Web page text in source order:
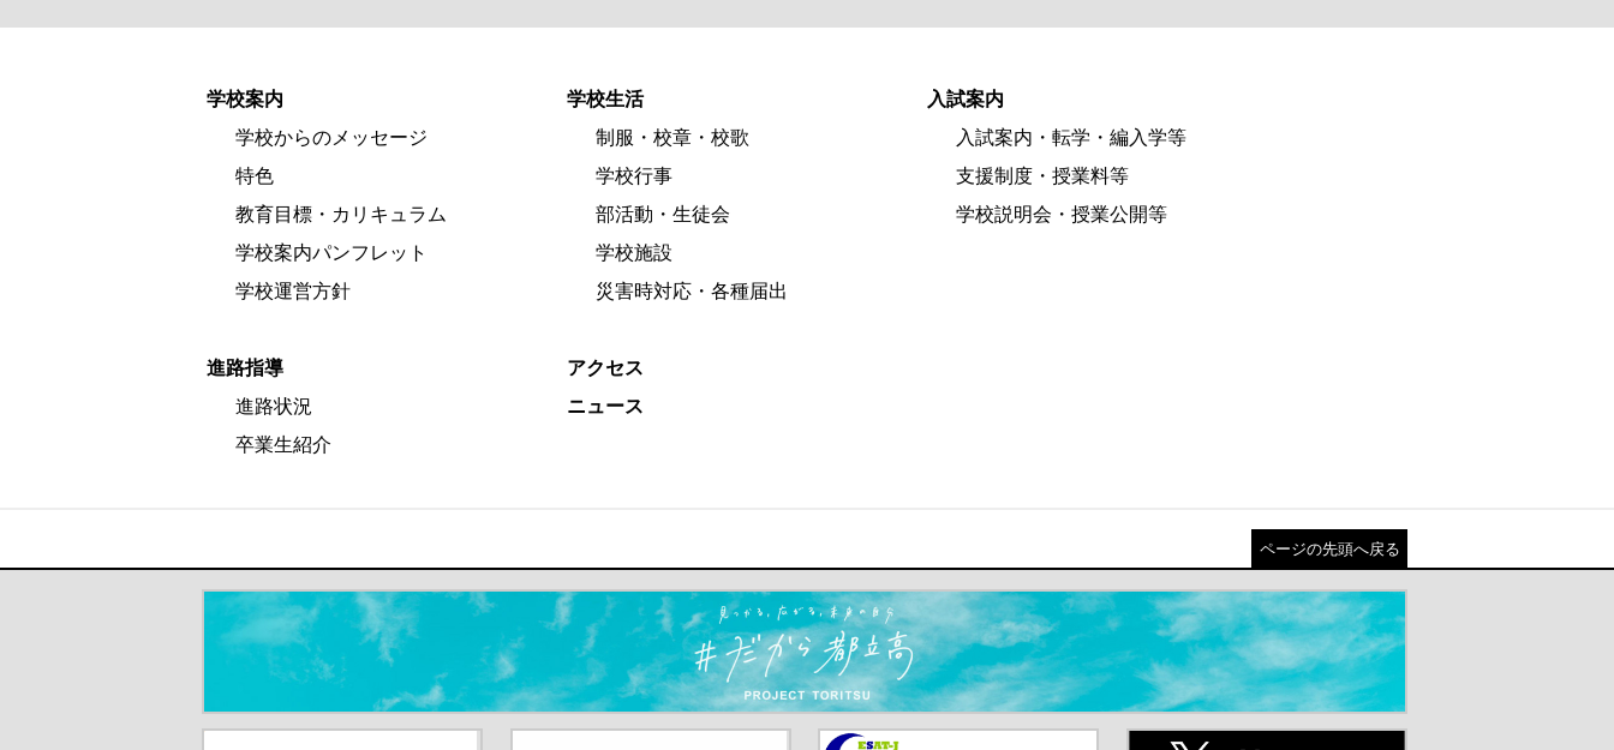
学校案内
学校からのメッセージ
特色
教育目標・カリキュラム
学校案内パンフレット
学校運営方針
学校生活
制服・校章・校歌
学校行事
部活動・生徒会
学校施設
災害時対応・各種届出
入試案内
入試案内・転学・編入学等
支援制度・授業料等
学校説明会・授業公開等
進路指導
進路状況
卒業生紹介
アクセス
ニュース
ページの先頭へ戻る
＃だから都立高（別ウインドウが開きます）
中学校英語スピーキングテスト X(旧Twitter)（別ウインドウが開